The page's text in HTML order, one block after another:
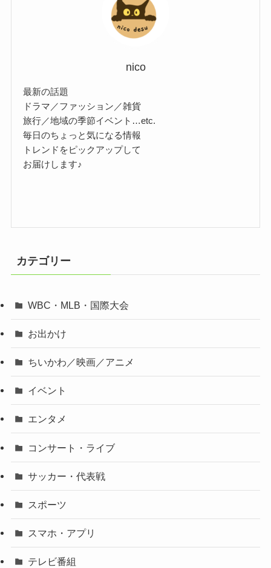
nico
最新の話題
ドラマ／ファッション／雑貨
旅行／地域の季節イベント…etc.
毎日のちょっと気になる情報
トレンドをピックアップして
お届けします♪
カテゴリー
WBC・MLB・国際大会
お出かけ
ちいかわ／映画／アニメ
イベント
エンタメ
コンサート・ライブ
サッカー・代表戦
スポーツ
スマホ・アプリ
テレビ番組